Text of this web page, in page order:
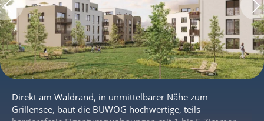
Direkt am Waldrand, in unmittelbarer Nähe zum
Grillensee, baut die BUWOG hochwertige, teils